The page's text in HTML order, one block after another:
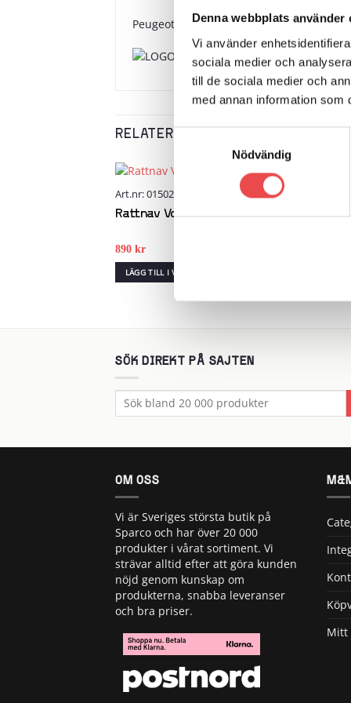
Denna webbplats använder
Vi använder
sociala medier och
till de sociala medier och
med annan information som
Nödvändig
Peugeot 306 (1993-2002)
RELATERADE PRODUKTER
Add to
Art.nr: 01502035
Rattnav Volvo 740 760 940
890 kr
LÄGG TILL I VARUKORG
SÖK DIREKT PÅ SAJTEN
Sök
OM OSS
Vi är Sveriges största butik på
Sparco och har över 20 000
produkter i vårat sortiment. Vi
strävar alltid efter att göra kunden
nöjd genom kunskap om
produkterna, snabba leveranser
och bra priser.
Mitt